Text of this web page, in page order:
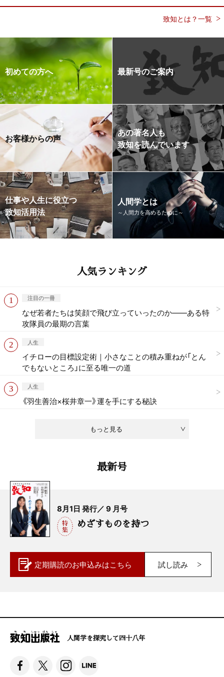
致知とは？一覧
初めての方へ 最新号のご案内
お客様からの声
あの著名人も
致知を読んでいます
仕事や人生に役立つ
致知活用法
人間学とは
～人間力を高めるために～
人気ランキング
もっと見る
注目の一冊
なぜ若者たちは笑顔で飛び立っていったのか——ある特
攻隊員の最期の言葉
人生
イチローの目標設定術｜小さなことの積み重ねが「とん
でもないところ」に至る唯一の道
人生
《羽生善治×桜井章一》運を手にする秘訣
最新号
8月1日 発行／ 9 月号
めざすものを持つ
定期購読のお申込みはこちら 試し読み
人間学を探究して四十八年